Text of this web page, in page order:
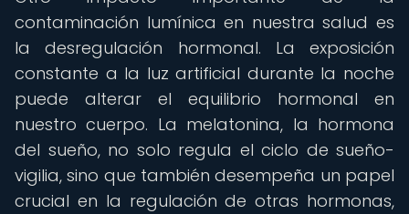
contaminación lumínica en nuestra salud es
la desregulación hormonal. La exposición
constante a la luz artificial durante la noche
puede alterar el equilibrio hormonal en
nuestro cuerpo. La melatonina, la hormona
del sueño, no solo regula el ciclo de sueño-
vigilia, sino que también desempeña un papel
crucial en la regulación de otras hormonas,